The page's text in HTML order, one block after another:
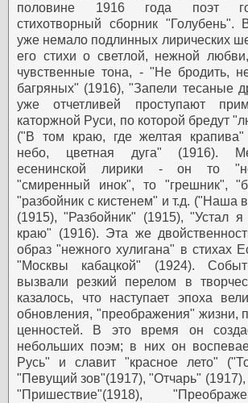
половине 1916 года поэт
стихотворный сборник "Голубень".
уже немало подлинных лирических
его стихи о светлой, нежной
чувственные тона, - "Не бродить,
багряных" (1916), "Запели тесаные
уже отчетливей проступают
каторжной Руси, по которой бредут
("В том краю, где желтая
небо, цветная дуга" (1916).
есенинской лирики - он то
"смиренный инок", то "грешник",
"разбойник с кистенем" и т.д. ("Наша
(1915), "Разбойник" (1915), "Устал
краю" (1916). Эта же
образ "нежного хулигана" в стихах
"Москвы кабацкой" (1924).
вызвали резкий перелом в
казалось, что наступает эпоха
обновления, "преображения" жизни,
ценностей. В это время он
небольших поэм; в них он
Русь" и славит "красное лето"
"Певущий зов"(1917), "Отчарь" (1917),
"Пришествие"(1918),